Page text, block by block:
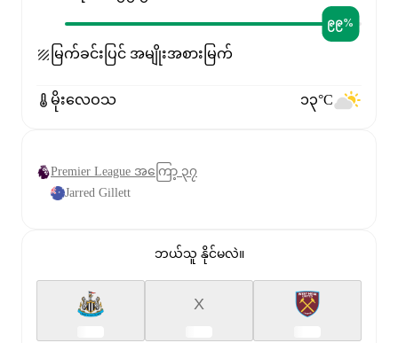
၉၉%
မြက်ခင်းပြင် အမျိုးအစား မြက်
မိုးလေဝသ ၁၃°C
Premier League အကြော့ ၃၇
Jarred Gillett
ဘယ်သူ နိုင်မလဲ။
X